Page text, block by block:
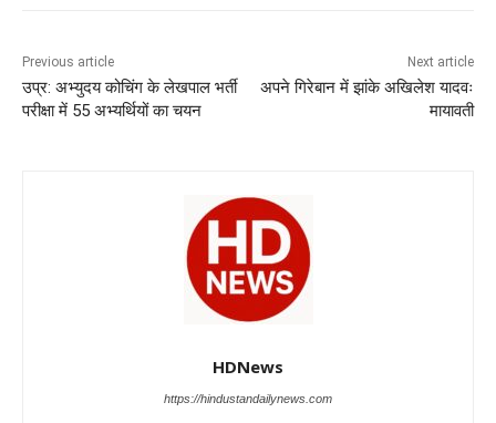
o
o
p
p
n
m
er
Previous article
उप्र: अभ्युदय कोचिंग के लेखपाल भर्ती
परीक्षा में 55 अभ्यर्थियों का चयन
Next article
अपने गिरेबान में झांके अखिलेश यादवः
मायावती
HDNews
https://hindustandailynews.com